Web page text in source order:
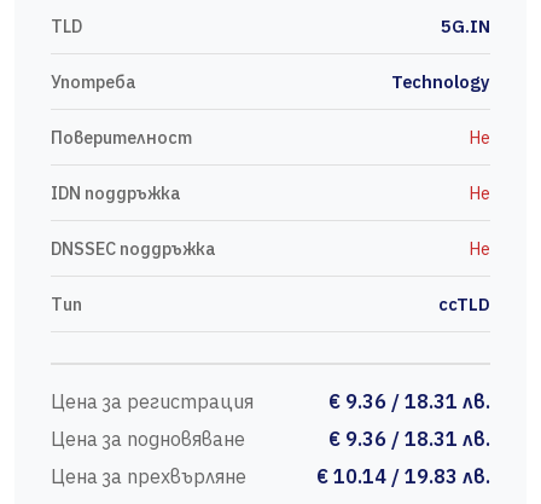
TLD 5G.IN
Употреба Technology
Поверителност Не
IDN поддръжка Не
DNSSEC поддръжка Не
Тип ccTLD
Цена за регистрация
€ 9.36 / 18.31 лв.
Цена за подновяване
€ 9.36 / 18.31 лв.
Цена за прехвърляне
€ 10.14 / 19.83 лв.